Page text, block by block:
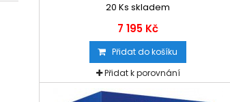
20 Ks skladem
7 195 Kč
Přidat do košíku
Přidat k porovnání